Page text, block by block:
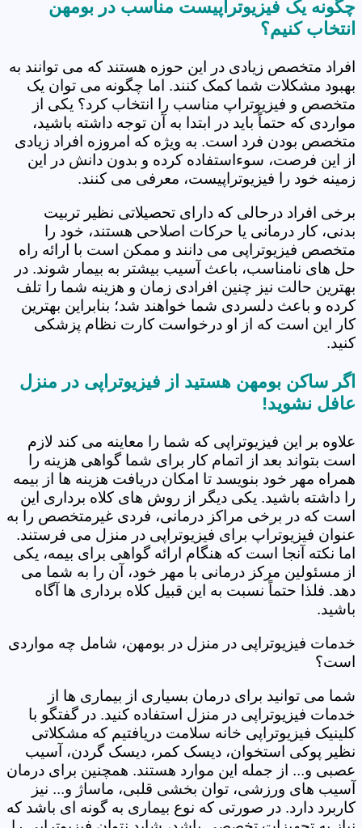
چگونه یک فیزیوتراپیست مناسب در بومهن
انتخاب کنیم؟
افراد متخصص زیادی در این حوزه هستند که می توانند به
بهبود مشکلات شما کمک کنند. اما چگونه می توان یک
متخصص و فیزیوتراپ مناسب را انتخاب کرد؟ یکی از
مواردی که حتماً باید در ابتدا به آن توجه داشته باشید،
متخصص بودن فرد است. به ویژه که امروزه افراد زیادی
از این فرصت، سوءاستفاده کرده و بدون دانش در این
زمینه خود را فیزیوتراپیست، معرفی می کنند.
برخی افراد درحالی که دارای تحصیلاتی نظیر تربیت
بدنی، کار درمانی یا حرکات اصلاحی هستند، خود را
متخصص فیزیوتراپی می دانند و ممکن است با ارائه راه
حل های نامناسب، باعث آسیب بیشتر به بیمار شوند. در
بهترین حالت نیز چنین افرادی زمان و هزینه شما را تلف
کرده و باعث دلسردی شما خواهند شد؛ بنابراین بهترین
کار این است که از او درخواست کارت نظام پزشکی
کنید.
اگر ساکن بومهن هستید از فیزیوتراپی در منزل
عافل نشوید!
علاوه بر این فیزیوتراپی که شما را معاینه می کند لازم
است بتواند بعد از اتمام کار برای شما گواهی هزینه را
همراه مهر خود بنویسد تا امکان دریافت هزینه ها از بیمه
را داشته باشید. یکی دیگر از روش های کلاه برداری این
است که در برخی مراکز درمانی، فردی غیرمتخصص را به
عنوان فیزیوتراپ برای فیزیوتراپی در منزل می فرستند.
اما نکته آنجا است که هنگام ارائه گواهی برای بیمه، یکی
از مسئولین مرکز درمانی با مهر خود، آن را به شما می
دهد. فلذا حتماً نسبت به این قبیل کلاه برداری ها آگاه
باشید.
خدمات فیزیوتراپی در منزل در بومهن، شامل چه مواردی
است؟
شما می توانید برای درمان بسیاری از بیماری ها از
خدمات فیزیوتراپی در منزل استفاده کنید. در گفتگو با
کلینیک فیزیوتراپی خانه سلامت دریافتیم که مشکلاتی
نظیر پوکی استخوان، دیسک کمر، دیسک گردن، آسیب
عصبی و... از جمله این موارد هستند. همچنین برای درمان
آسیب های ورزشی، توان بخشی قلبی، ماساژ و... نیز
کاربرد دارد. در صورتی که نوع بیماری به گونه ای باشد که